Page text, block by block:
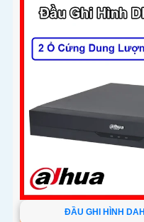
ĐẦU GHI HÌNH